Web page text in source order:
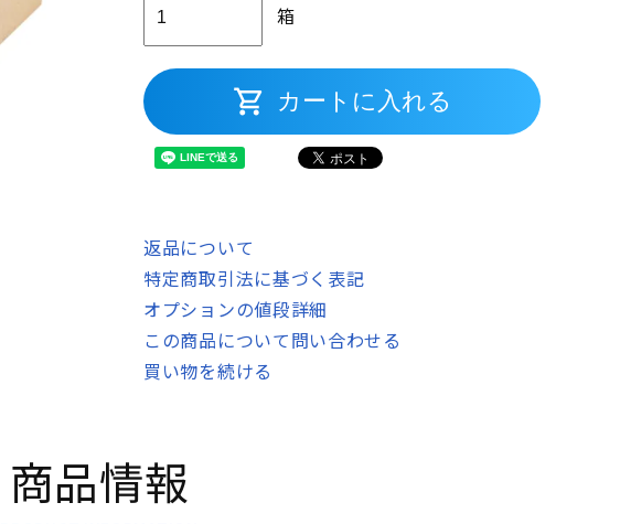
箱
shopping_cart カートに入れる
返品について
特定商取引法に基づく表記
オプションの値段詳細
この商品について問い合わせる
買い物を続ける
商品情報